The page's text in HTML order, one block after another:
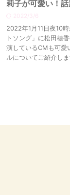
莉子が可愛い！話
2022/3/6
2022年1月11日夜10
トソング」に松田穂
演しているCMも可愛
ルについてご紹介し